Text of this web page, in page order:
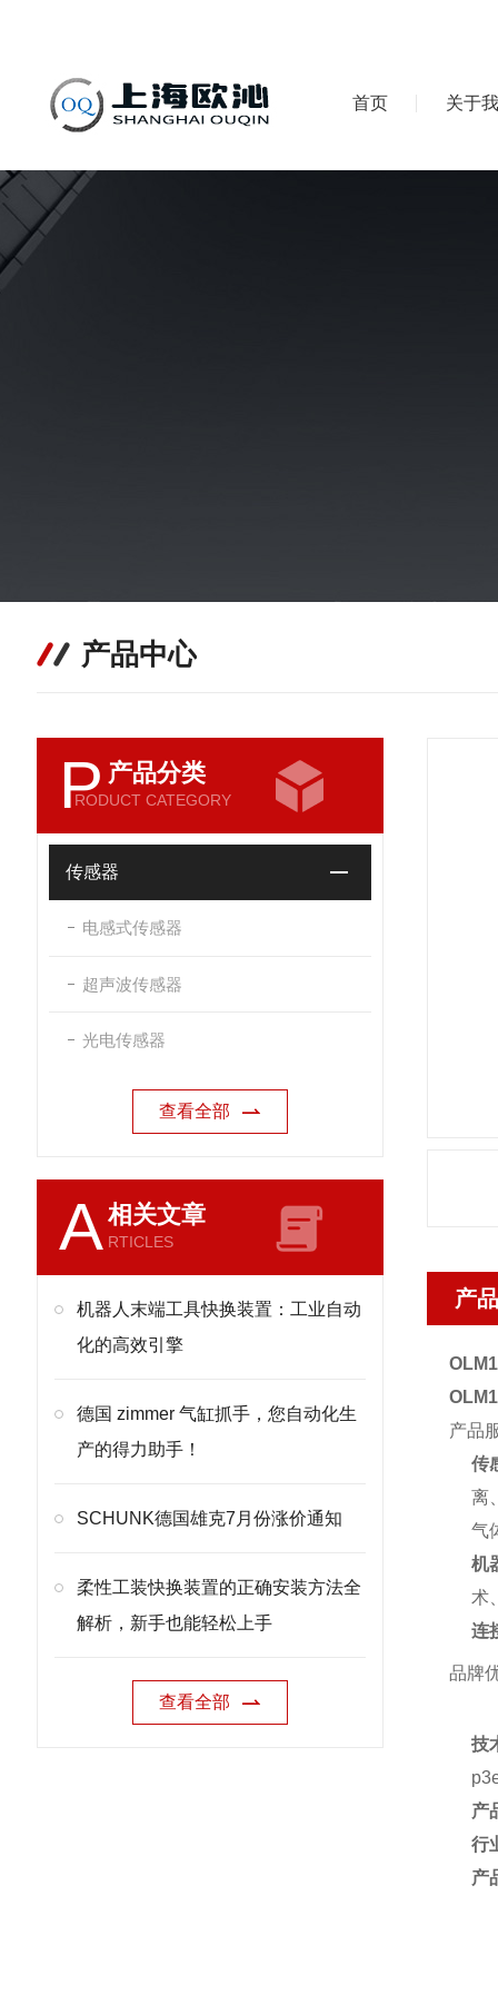
首页 关于
产品中心
P 产品分类
RODUCT CATEGORY
传感器
电感式传感器
超声波传感器
光电传感器
查看全部
A相关文章
RTICLES
机器人末端工具快换装置：工业自动
化的高效引擎
德国 zimmer 气缸抓手，您自动化生
产的得力助手！
SCHUNK德国雄克7月份涨价通知
柔性工装快换装置的正确安装方法全
解析，新手也能轻松上手
查看全部
产
产品
传
离
气
机
术
连
品牌
技
产
行
产